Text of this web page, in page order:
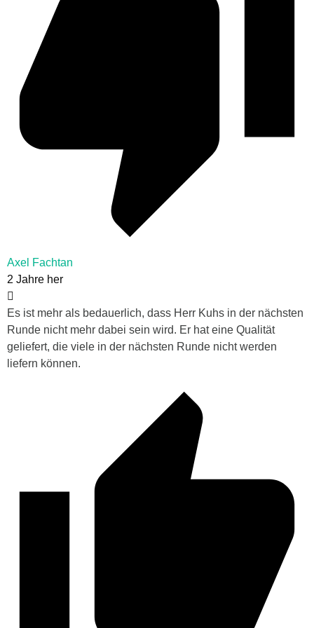
Axel Fachtan
2 Jahre her
Es ist mehr als bedauerlich, dass Herr Kuhs in der nächsten
Runde nicht mehr dabei sein wird. Er hat eine Qualität
geliefert, die viele in der nächsten Runde nicht werden
liefern können.